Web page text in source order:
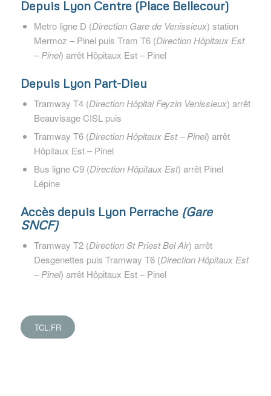
Depuis Lyon Centre (Place Bellecour)
Metro ligne D (Direction Gare de Venissieux) station
Mermoz – Pinel puis Tram T6 (Direction Hôpitaux Est
– Pinel) arrêt Hôpitaux Est – Pinel
Depuis Lyon Part-Dieu
Tramway T4 (Direction Hôpital Feyzin Venissieux) arrêt
Beauvisage CISL puis
Tramway T6 (Direction Hôpitaux Est – Pinel) arrêt
Hôpitaux Est – Pinel
Bus ligne C9 (Direction Hôpitaux Est) arrêt Pinel
Lépine
Accès depuis Lyon Perrache (Gare
SNCF)
Tramway T2 (Direction St Priest Bel Air) arrêt
Desgenettes puis Tramway T6 (Direction Hôpitaux Est
– Pinel) arrêt Hôpitaux Est – Pinel
TCL.FR